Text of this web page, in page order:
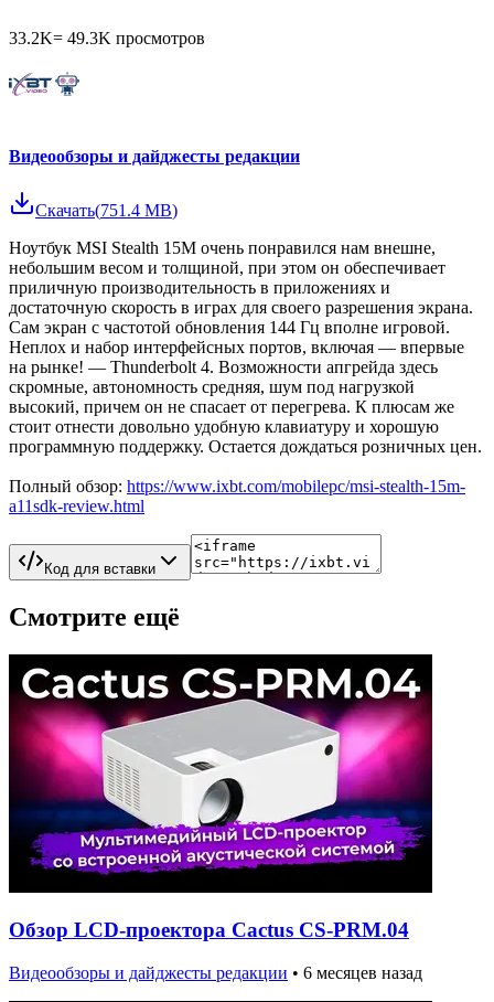
33.2K= 49.3K просмотров
Видеообзоры и дайджесты редакции
Скачать(751.4 MB)
Ноутбук MSI Stealth 15M очень понравился нам внешне,
небольшим весом и толщиной, при этом он обеспечивает
приличную производительность в приложениях и
достаточную скорость в играх для своего разрешения экрана.
Сам экран с частотой обновления 144 Гц вполне игровой.
Неплох и набор интерфейсных портов, включая — впервые
на рынке! — Thunderbolt 4. Возможности апгрейда здесь
скромные, автономность средняя, шум под нагрузкой
высокий, причем он не спасает от перегрева. К плюсам же
стоит отнести довольно удобную клавиатуру и хорошую
программную поддержку. Остается дождаться розничных цен.
Полный обзор: https://www.ixbt.com/mobilepc/msi-stealth-15m-
a11sdk-review.html
Код для вставки
Смотрите ещё
Обзор LCD-проектора Cactus CS-PRM.04
Видеообзоры и дайджесты редакции • 6 месяцев назад